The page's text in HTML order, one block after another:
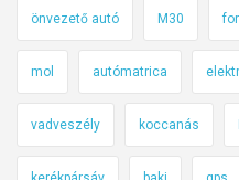
önvezető autó M30
mol autómatrica
vadveszély koccanás